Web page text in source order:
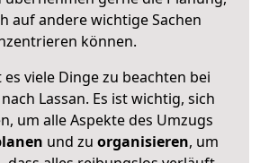
auf andere wichtige Sachen
können.
viele Dinge zu beachten bei
Lassan. Es ist wichtig, sich
um alle Aspekte des Umzugs
und zu organisieren, um